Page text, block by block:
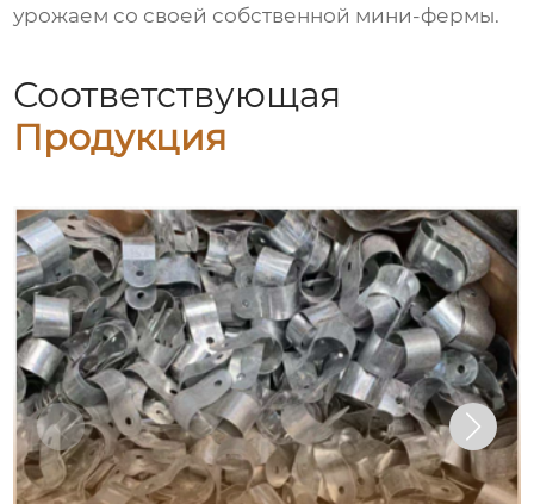
урожаем со своей собственной мини-фермы.
Соответствующая
Продукция